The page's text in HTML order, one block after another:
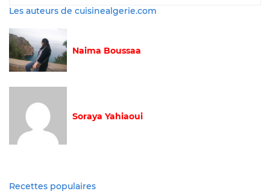
Les auteurs de cuisinealgerie.com
Naima Boussaa
Soraya Yahiaoui
Recettes populaires